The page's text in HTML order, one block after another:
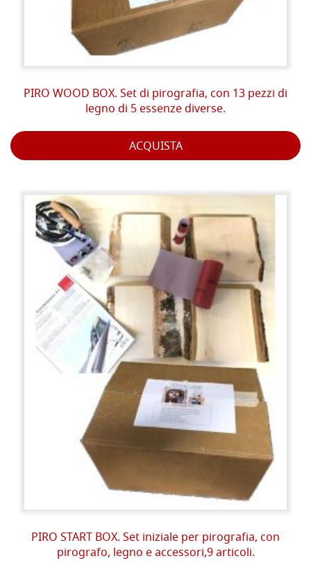
PIRO WOOD BOX. Set di pirografia, con 13 pezzi di
legno di 5 essenze diverse.
ACQUISTA
PIRO START BOX. Set iniziale per pirografia, con
pirografo, legno e accessori,9 articoli.